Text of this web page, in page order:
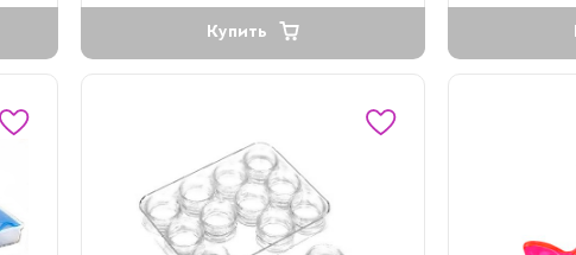
Купить